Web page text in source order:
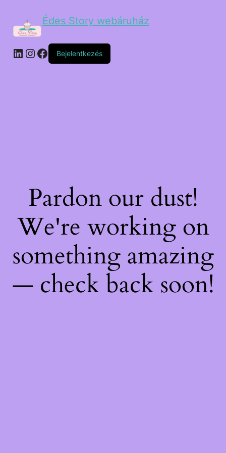
Édes Story webáruház
Bejelentkezés
Pardon our dust!
We're working on
something amazing
— check back soon!